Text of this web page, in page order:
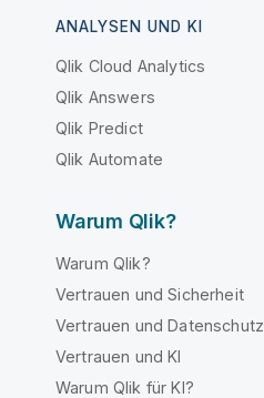
ANALYSEN UND KI
Qlik Cloud Analytics
Qlik Answers
Qlik Predict
Qlik Automate
Warum Qlik?
Warum Qlik?
Vertrauen und Sicherheit
Vertrauen und Datenschutz
Vertrauen und KI
Warum Qlik für KI?